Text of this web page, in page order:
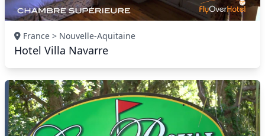
France > Nouvelle-Aquitaine
Hotel Villa Navarre